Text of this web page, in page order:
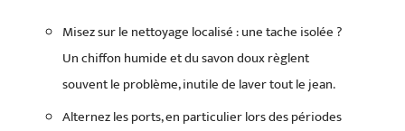
Misez sur le nettoyage localisé : une tache isolée ?
Un chiffon humide et du savon doux règlent
souvent le problème, inutile de laver tout le jean.
Alternez les ports, en particulier lors des périodes